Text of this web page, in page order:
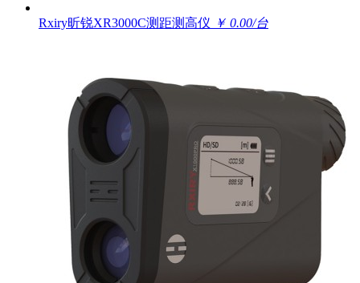
Rxiry昕锐XR3000C测距测高仪 ￥ 0.00/台